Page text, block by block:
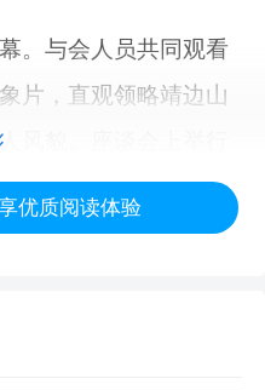
。与会人员共同观看
片，直观领略靖边山
风貌。座谈会上举行
地、“大思政课”实践
政企校三方协同育
，考察办学环境与教
优质阅读体验